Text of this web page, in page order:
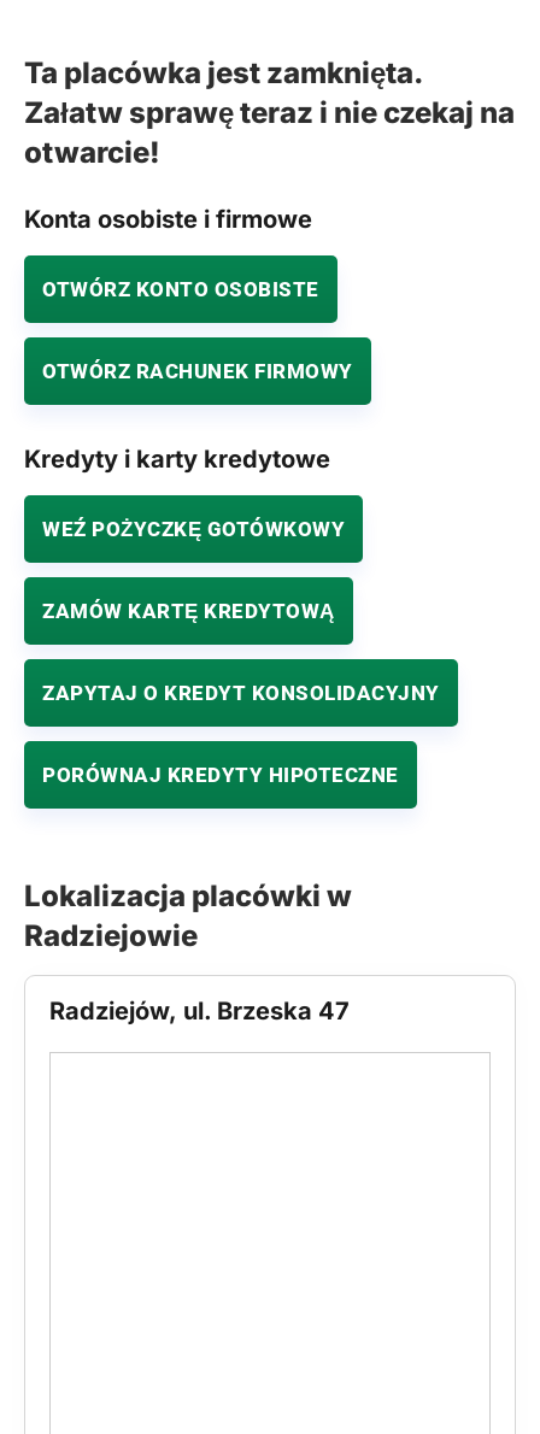
Ta placówka jest zamknięta.
Załatw sprawę teraz i nie czekaj na
otwarcie!
Konta osobiste i firmowe
OTWÓRZ KONTO OSOBISTE
OTWÓRZ RACHUNEK FIRMOWY
Kredyty i karty kredytowe
WEŹ POŻYCZKĘ GOTÓWKOWY
ZAMÓW KARTĘ KREDYTOWĄ
ZAPYTAJ O KREDYT KONSOLIDACYJNY
PORÓWNAJ KREDYTY HIPOTECZNE
Lokalizacja placówki w
Radziejowie
Radziejów, ul. Brzeska 47